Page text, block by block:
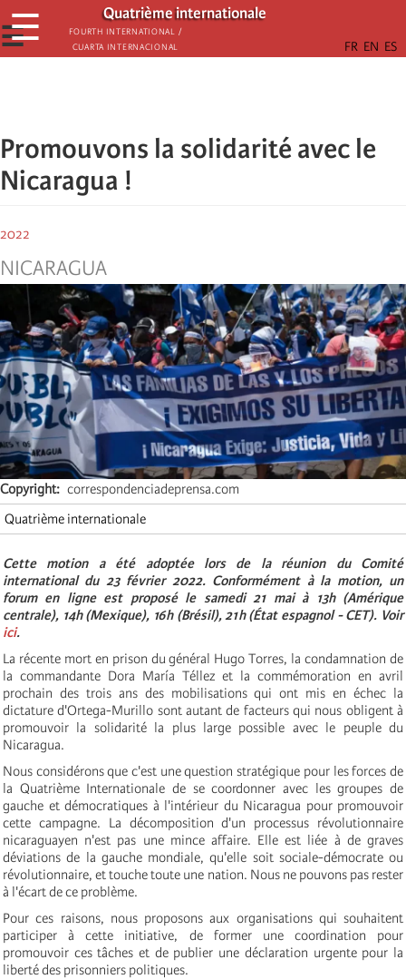
Passar
para
o
Quatrième internationale
Fourth International /
Cuarta Internacional
☰
☰
Promouvons la solidarité avec le
Nicaragua !
2022
NICARAGUA
Copyright
correspondenciadeprensa.com
Quatrième internationale
Cette motion a été adoptée lors de la réunion du Comité
international du 23 février 2022. Conformément à la motion, un
forum en ligne est proposé le samedi 21 mai à 13h (Amérique
centrale), 14h (Mexique), 16h (Brésil), 21h (État espagnol - CET). Voir
ici.
La récente mort en prison du général Hugo Torres, la condamnation de
la commandante Dora María Téllez et la commémoration en avril
prochain des trois ans des mobilisations qui ont mis en échec la
dictature d'Ortega-Murillo sont autant de facteurs qui nous obligent à
promouvoir la solidarité la plus large possible avec le peuple du
Nicaragua.
Nous considérons que c'est une question stratégique pour les forces de
la Quatrième Internationale de se coordonner avec les groupes de
gauche et démocratiques à l'intérieur du Nicaragua pour promouvoir
cette campagne. La décomposition d'un processus révolutionnaire
nicaraguayen n'est pas une mince affaire. Elle est liée à de graves
déviations de la gauche mondiale, qu'elle soit sociale-démocrate ou
révolutionnaire, et touche toute une nation. Nous ne pouvons pas rester
à l'écart de ce problème.
Pour ces raisons, nous proposons aux organisations qui souhaitent
participer à cette initiative, de former une coordination pour
promouvoir ces tâches et de publier une déclaration urgente pour la
liberté des prisonniers politiques.